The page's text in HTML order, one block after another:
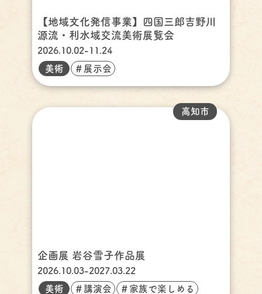
【地域文化発信事業】四国三郎吉野川
源流・利水域交流美術展覧会
2026.10.02-11.24
美術
＃展示会
企画展 岩谷雪子作品展
高知市
2026.10.03-2027.03.22
美術
＃講演会 ＃家族で楽しめる